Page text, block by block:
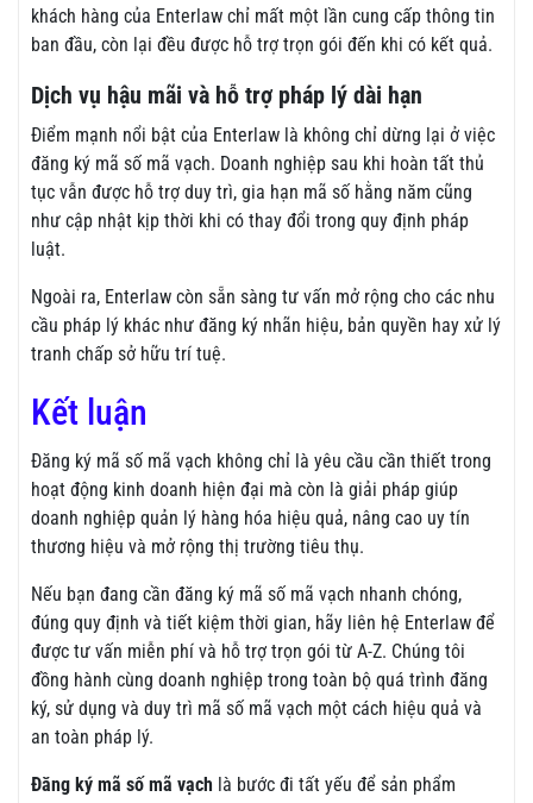
khách hàng của Enterlaw chỉ mất một lần cung cấp thông tin
ban đầu, còn lại đều được hỗ trợ trọn gói đến khi có kết quả.
Dịch vụ hậu mãi và hỗ trợ pháp lý dài hạn
Điểm mạnh nổi bật của Enterlaw là không chỉ dừng lại ở việc
đăng ký mã số mã vạch. Doanh nghiệp sau khi hoàn tất thủ
tục vẫn được hỗ trợ duy trì, gia hạn mã số hằng năm cũng
như cập nhật kịp thời khi có thay đổi trong quy định pháp
luật.
Ngoài ra, Enterlaw còn sẵn sàng tư vấn mở rộng cho các nhu
cầu pháp lý khác như đăng ký nhãn hiệu, bản quyền hay xử lý
tranh chấp sở hữu trí tuệ.
Kết luận
Đăng ký mã số mã vạch không chỉ là yêu cầu cần thiết trong
hoạt động kinh doanh hiện đại mà còn là giải pháp giúp
doanh nghiệp quản lý hàng hóa hiệu quả, nâng cao uy tín
thương hiệu và mở rộng thị trường tiêu thụ.
Nếu bạn đang cần đăng ký mã số mã vạch nhanh chóng,
đúng quy định và tiết kiệm thời gian, hãy liên hệ Enterlaw để
được tư vấn miễn phí và hỗ trợ trọn gói từ A-Z. Chúng tôi
đồng hành cùng doanh nghiệp trong toàn bộ quá trình đăng
ký, sử dụng và duy trì mã số mã vạch một cách hiệu quả và
an toàn pháp lý.
Đăng ký mã số mã vạch là bước đi tất yếu để sản phẩm